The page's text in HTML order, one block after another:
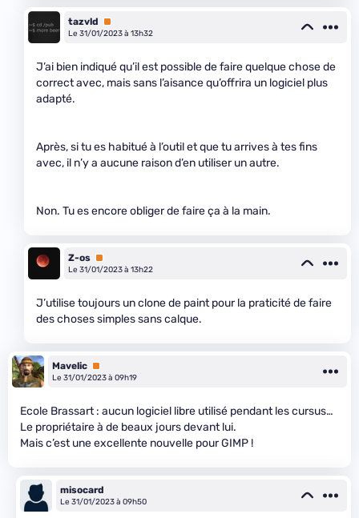
tazvld
Premium
Le 31/01/2023 à 13h32
J’ai bien indiqué qu’il est possible de faire quelque chose de
correct avec, mais sans l’aisance qu’offrira un logiciel plus
adapté.
Après, si tu es habitué à l’outil et que tu arrives à tes fins
avec, il n’y a aucune raison d’en utiliser un autre.
Non. Tu es encore obliger de faire ça à la main.
Z-os Premium
Le 31/01/2023 à 13h22
J’utilise toujours un clone de paint pour la praticité de faire
des choses simples sans calque.
Mavelic Premium
Le 31/01/2023 à 09h19
Ecole Brassart : aucun logiciel libre utilisé pendant les cursus…
Le propriétaire à de beaux jours devant lui.
Mais c’est une excellente nouvelle pour GIMP !
misocard
Le 31/01/2023 à 09h50